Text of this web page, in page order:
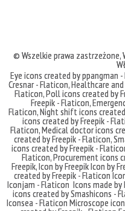
© Wszelkie prawa zastrzeżone,
Eye icons created by ppangman
Cresnar - Flaticon,Healthcare
Flaticon,Poll icons created by
Freepik - Flaticon,
Flaticon,Night shift icons
icons created by Freepik -
Flaticon,Medical doctor icons
created by Freepik - Flaticon,
icons created by Freepik -
Flaticon,Procurement icons
Freepik,Icon by FreepikIcon by
created by Freepik - Flaticon
Iconjam - Flaticon Icons made by
icons created by Smashicons -
Iconsea - Flaticon Microscope